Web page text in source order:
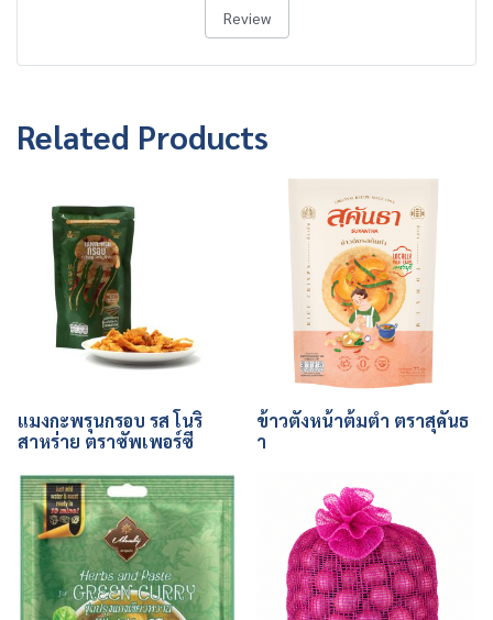
Review
Related Products
แมงกะพรุนกรอบ รส โนริ
สาหร่าย ตราซัพเพอร์ซี
ข้าวตังหน้าต้มตำ ตราสุคันธ
า